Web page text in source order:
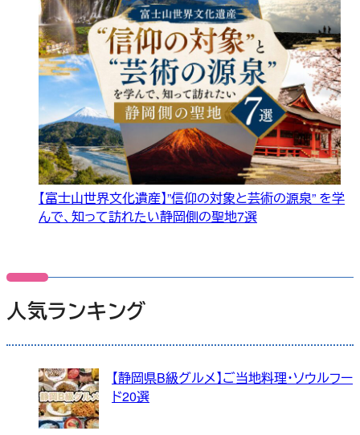
【富士山世界文化遺産】”信仰の対象と芸術の源泉” を学
んで、知って訪れたい静岡側の聖地7選
人気ランキング
【静岡県B級グルメ】ご当地料理・ソウルフー
ド20選